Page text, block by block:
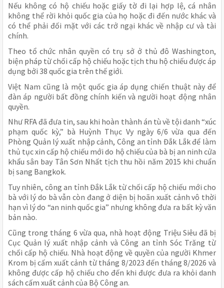
Nếu không có hộ chiếu hoặc giấy tờ đi lại hợp lệ, cá nhân
không thể rời khỏi quốc gia của họ hoặc đi đến nước khác và
có thể phải đối mặt với các trở ngại khác về nhập cư và tài
chính.
Theo tổ chức nhân quyền có trụ sở ở thủ đô Washington,
biện pháp từ chối cấp hộ chiếu hoặc tịch thu hộ chiếu được áp
dụng bởi 38 quốc gia trên thế giới.
Việt Nam cũng là một quốc gia áp dụng chiến thuật này để
đàn áp người bất đồng chính kiến và người hoạt động nhân
quyền.
Như RFA đã đưa tin, sau khi hoàn thành án tù về tội danh “xúc
phạm quốc kỳ,” bà Huỳnh Thục Vy ngày 6/6 vừa qua đến
Phòng Quản lý xuất nhập cảnh, Công an tỉnh Đắk Lắk để làm
thủ tục xin cấp hộ chiếu mới do hộ chiếu của bà bị an ninh cửa
khẩu sân bay Tân Sơn Nhất tịch thu hồi năm 2015 khi chuẩn
bị sang Bangkok.
Tuy nhiên, công an tỉnh Đắk Lắk từ chối cấp hộ chiếu mới cho
bà với lý do bà vẫn còn đang ở diện bị hoãn xuất cảnh vô thời
hạn vì lý do “an ninh quốc gia” nhưng không đưa ra bất kỳ văn
bản nào.
Cũng trong tháng 6 vừa qua, nhà hoạt động Triệu Siêu đã bị
Cục Quản lý xuất nhập cảnh và Công an tỉnh Sóc Trăng từ
chối cấp hộ chiếu. Nhà hoạt động về quyền của người Khmer
Krom bị cấm xuất cảnh từ tháng 8/2023 đến tháng 8/2026 và
không được cấp hộ chiếu cho đến khi được đưa ra khỏi danh
sách cấm xuất cảnh của Bộ Công an.